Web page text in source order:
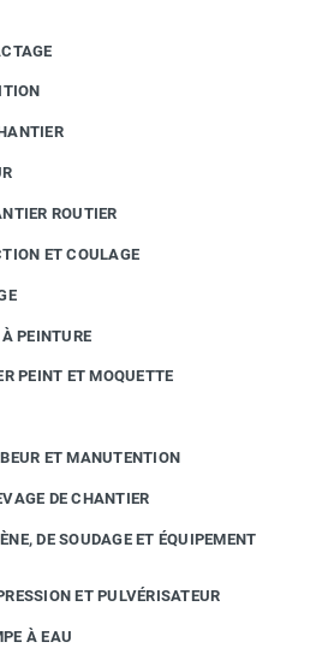
ROUTIER
ET COULAGE
PEINTURE
PEINT ET MOQUETTE
ET MANUTENTION
DE CHANTIER
DE SOUDAGE ET ÉQUIPEMENT
ET PULVÉRISATEUR
À EAU